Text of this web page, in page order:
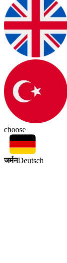
choose
जर्मनDeutsch